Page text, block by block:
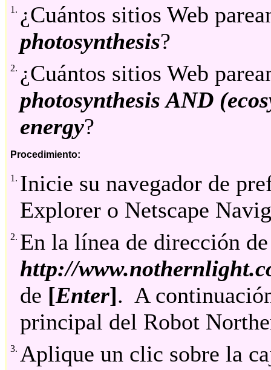
1. ¿Cuántos sitios Web
photosynthesis?
2. ¿Cuántos sitios Web
photosynthesis AND
energy?
Procedimiento:
1. Inicie su navegador de
Explorer o Netscape
2. En la línea de dirección
http://
de [Enter]. A
principal del Robot
3. Aplique un clic sobre la